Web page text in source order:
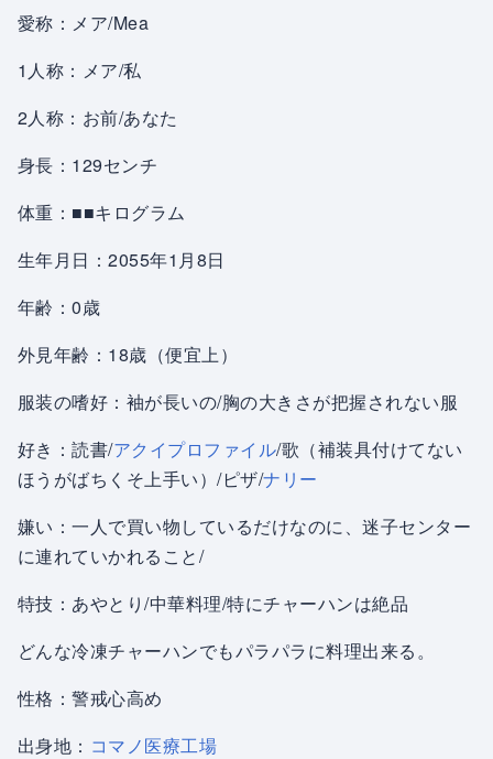
愛称：メア/Mea
1人称：メア/私
2人称：お前/あなた
身長：129センチ
体重：■■キログラム
生年月日：2055年1月8日
年齢：0歳
外見年齢：18歳（便宜上）
服装の嗜好：袖が長いの/胸の大きさが把握されない服
好き：読書/アクイプロファイル/歌（補装具付けてない
ほうがばちくそ上手い）/ピザ/ナリー
嫌い：一人で買い物しているだけなのに、迷子センター
に連れていかれること/
特技：あやとり/中華料理/特にチャーハンは絶品
どんな冷凍チャーハンでもパラパラに料理出来る。
性格：警戒心高め
出身地： コマノ医療工場